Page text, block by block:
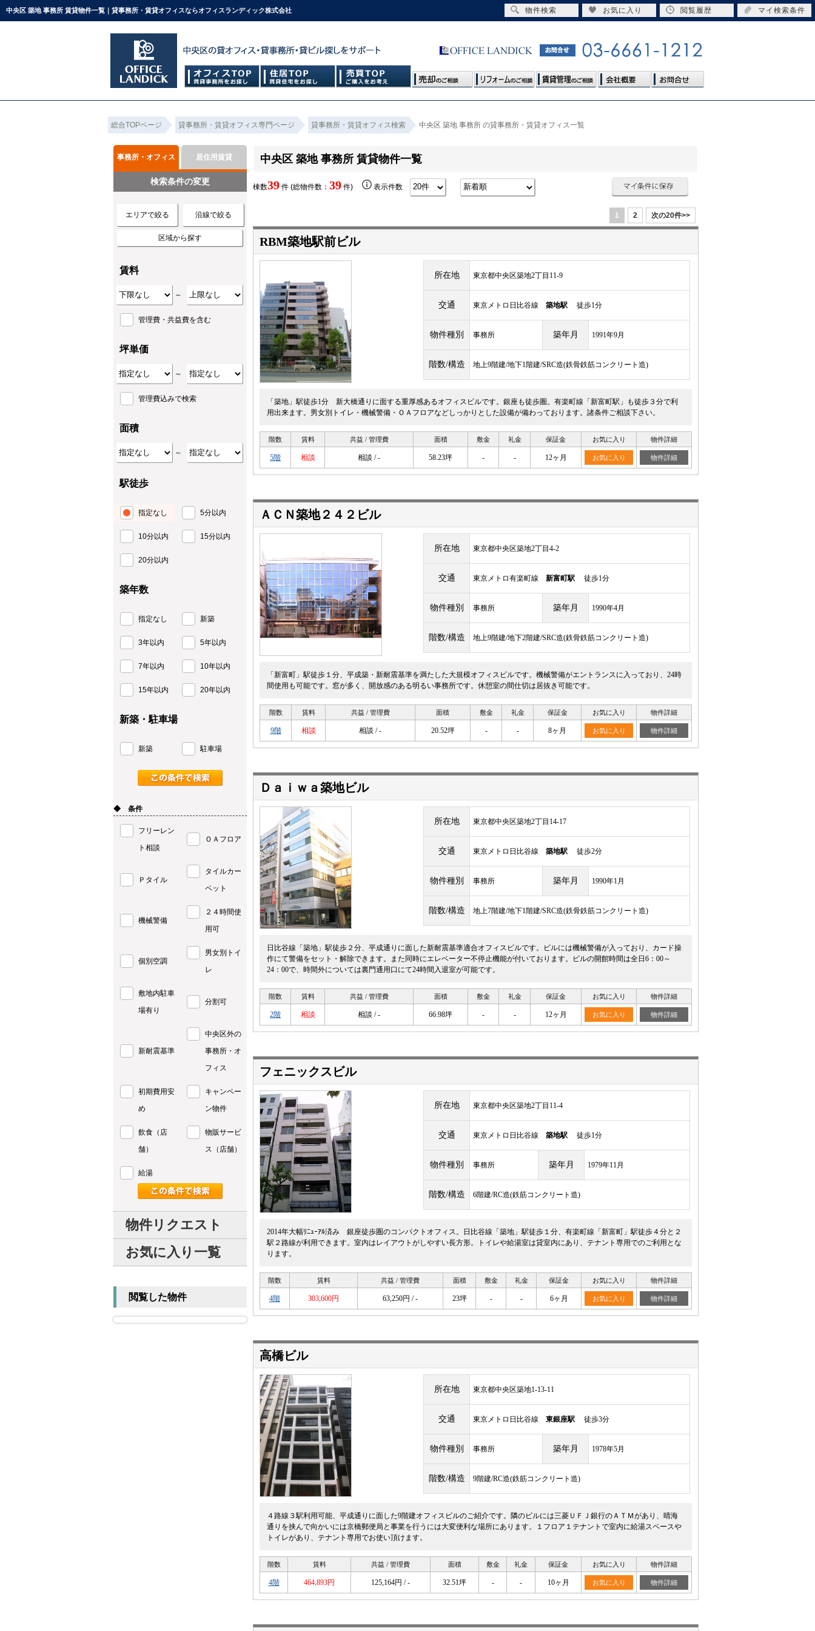
中央区 築地 事務所 賃貸物件一覧｜貸事務所・賃貸オフィスならオフィスランディック株式会社
総合TOPページ 貸事務所・賃貸オフィス専門ページ 貸事務所・賃貸オフィス検索 中央区 築地 事務所 の貸事務所・賃貸オフィス一覧
中央区 築地 事務所 賃貸物件一覧
棟数39 件 (総物件数： 39 件) 表示件数
1 2 次の20件>>
RBM築地駅前ビル
所在地 東京都中央区築地2丁目11-9
交通 東京メトロ日比谷線 築地駅 徒歩1分
物件種別 事務所 築年月 1991年9月
階数/構造 地上9階建/地下1階建/SRC造(鉄骨鉄筋コンクリート造)
「築地」駅徒歩1分 新大橋通りに面する重厚感あるオフィスビルです。銀座も徒歩圏。有楽町線「新富町駅」も徒歩３分で利
用出来ます。男女別トイレ・機械警備・ＯＡフロアなどしっかりとした設備が備わっております。諸条件ご相談下さい。
階数 賃料 共益 / 管理費 面積 敷金 礼金 保証金 お気に入り 物件詳細
5階 相談 相談 / - 58.23坪 - - 12ヶ月 お気に入り 物件詳細
ＡＣＮ築地２４２ビル
所在地 東京都中央区築地2丁目4-2
交通 東京メトロ有楽町線 新富町駅 徒歩1分
物件種別 事務所 築年月 1990年4月
階数/構造 地上9階建/地下2階建/SRC造(鉄骨鉄筋コンクリート造)
「新富町」駅徒歩１分、平成築・新耐震基準を満たした大規模オフィスビルです。機械警備がエントランスに入っており、24時
間使用も可能です。窓が多く、開放感のある明るい事務所です。休憩室の間仕切は居抜き可能です。
階数 賃料 共益 / 管理費 面積 敷金 礼金 保証金 お気に入り 物件詳細
9階 相談 相談 / - 20.52坪 - - 8ヶ月 お気に入り 物件詳細
Ｄａｉｗａ築地ビル
所在地 東京都中央区築地2丁目14-17
交通 東京メトロ日比谷線 築地駅 徒歩2分
物件種別 事務所 築年月 1990年1月
階数/構造 地上7階建/地下1階建/SRC造(鉄骨鉄筋コンクリート造)
日比谷線「築地」駅徒歩２分、平成通りに面した新耐震基準適合オフィスビルです。ビルには機械警備が入っており、カード操
作にて警備をセット・解除できます。また同時にエレベーター不停止機能が付いております。ビルの開館時間は全日6：00～
24：00で、時間外については裏門通用口にて24時間入退室が可能です。
階数 賃料 共益 / 管理費 面積 敷金 礼金 保証金 お気に入り 物件詳細
2階 相談 相談 / - 66.98坪 - - 12ヶ月 お気に入り 物件詳細
フェニックスビル
所在地 東京都中央区築地2丁目11-4
交通 東京メトロ日比谷線 築地駅 徒歩1分
物件種別 事務所 築年月 1979年11月
階数/構造 6階建/RC造(鉄筋コンクリート造)
2014年大幅ﾘﾆｭｰｱﾙ済み 銀座徒歩圏のコンパクトオフィス。日比谷線「築地」駅徒歩１分、有楽町線「新富町」駅徒歩４分と２
駅２路線が利用できます。室内はレイアウトがしやすい長方形。トイレや給湯室は貸室内にあり、テナント専用でのご利用とな
ります。
階数 賃料 共益 / 管理費 面積 敷金 礼金 保証金 お気に入り 物件詳細
4階 303,600円 63,250円 / - 23坪 - - 6ヶ月 お気に入り 物件詳細
高橋ビル
所在地 東京都中央区築地1-13-11
交通 東京メトロ日比谷線 東銀座駅 徒歩3分
物件種別 事務所 築年月 1978年5月
階数/構造 9階建/RC造(鉄筋コンクリート造)
４路線３駅利用可能、平成通りに面した9階建オフィスビルのご紹介です。隣のビルには三菱ＵＦＪ銀行のＡＴＭがあり、晴海
通りを挟んで向かいには京橋郵便局と事業を行うには大変便利な場所にあります。１フロア１テナントで室内に給湯スペースや
トイレがあり、テナント専用でお使い頂けます。
階数 賃料 共益 / 管理費 面積 敷金 礼金 保証金 お気に入り 物件詳細
4階 464,893円 125,164円 / - 32.51坪 - - 10ヶ月 お気に入り 物件詳細
事務所・オフィス 居住用賃貸
検索条件の変更
エリアで絞る 沿線で絞る
区域から探す
賃料
～
管理費・共益費を含む
坪単価
～
管理費込みで検索
面積
～
駅徒歩
指定なし 5分以内
10分以内 15分以内
20分以内
築年数
指定なし 新築
3年以内 5年以内
7年以内 10年以内
15年以内 20年以内
新築・駐車場
新築 駐車場
◆ 条件
フリーレン
ト相談
ＯＡフロア
Ｐタイル
タイルカー
ペット
機械警備
２４時間使
用可
個別空調
男女別トイ
レ
敷地内駐車
場有り
分割可
新耐震基準
中央区外の
事務所・オ
フィス
初期費用安
め
キャンペー
ン物件
飲食（店
舗）
物販サービ
ス（店舗）
給湯
物件リクエスト
お気に入り一覧
閲覧した物件
物件検索 お気に入り 閲覧履歴 マイ検索条件